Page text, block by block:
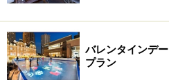
バレンタインデ
プラン